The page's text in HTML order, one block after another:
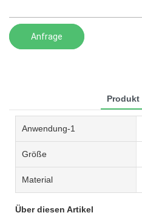
Anfrage
Produkt
Anwendung-1
Größe
Material
Über diesen Artikel